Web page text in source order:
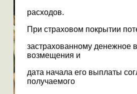
расходов.
При страховом покрытии
застрахованному денежное
возмещения и
дата начала его выплаты
получаемого